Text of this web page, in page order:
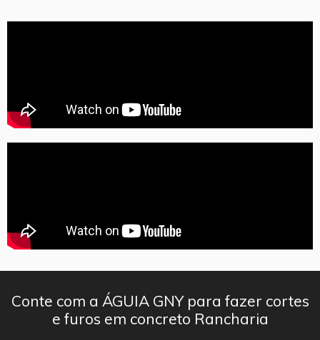
Conte com a ÁGUIA GNY para fazer cortes
e furos em concreto Rancharia